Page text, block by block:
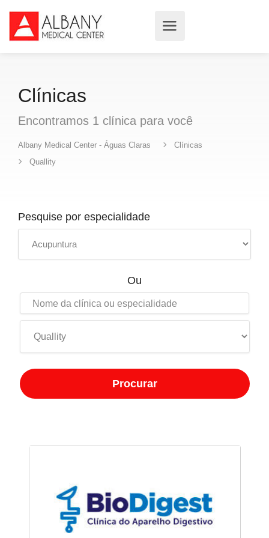
Clínicas
Encontramos 1 clínica para você
Albany Medical Center - Águas Claras
Clínicas
Quallity
Pesquise por especialidade
Ou
Procurar